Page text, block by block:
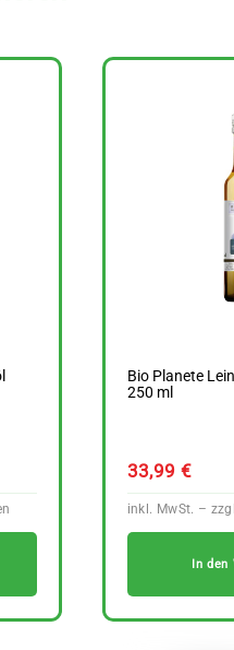
Bio Planete
250 ml
33,99 €
In den